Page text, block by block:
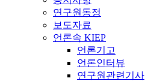
연구원동정
보도자료
언론속 KIEP
언론기고
언론인터뷰
연구원관련기사